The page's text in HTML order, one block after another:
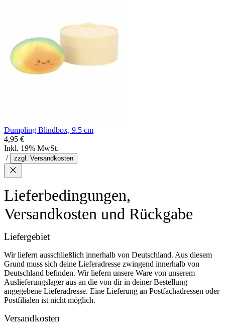
Dumpling Blindbox, 9.5 cm
4,95 €
Inkl. 19% MwSt.
/
zzgl. Versandkosten
Lieferbedingungen,
Versandkosten und Rückgabe
Liefergebiet
Wir liefern ausschließlich innerhalb von Deutschland. Aus diesem
Grund muss sich deine Lieferadresse zwingend innerhalb von
Deutschland befinden. Wir liefern unsere Ware von unserem
Auslieferungslager aus an die von dir in deiner Bestellung
angegebene Lieferadresse. Eine Lieferung an Postfachadressen oder
Postfilialen ist nicht möglich.
Versandkosten